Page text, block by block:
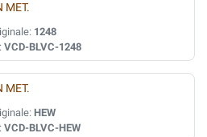
MET.
1248
VCD-BLVC-1248
MET.
HEW
VCD-BLVC-HEW